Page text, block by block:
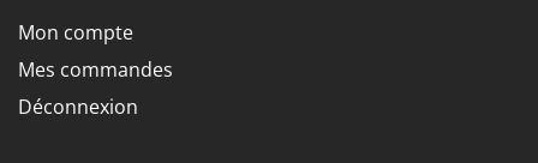
Mon compte
Mes commandes
Déconnexion